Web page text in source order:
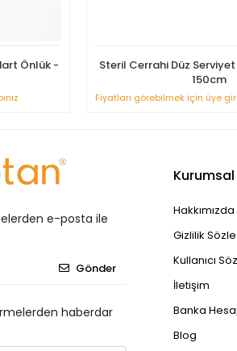
Önlük -
Steril Cerrahi Düz
150cm
Fiyatları görebilmek için üye
e-posta ile
Gönder
haberdar
Kurumsal
Hakkımızda
Gizlilik
Kullanıcı
İletişim
Banka
Blog